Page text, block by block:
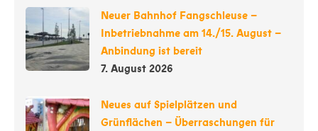
Neuer Bahnhof Fangschleuse –
Inbetriebnahme am 14./15. August –
Anbindung ist bereit
7. August 2026
Neues auf Spielplätzen und
Grünflächen – Überraschungen für